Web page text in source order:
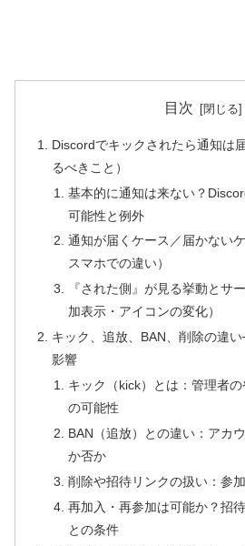
目次
Discordでキックされたら通知は
るべきこと）
基本的に通知は来ない？
可能性と例外
通知が届くケース／届かない
スマホでの違い）
『された側』が見る挙動とサ
加表示・アイコンの変化）
キック、追放、BAN、削除の違
影響
キック（kick）とは：管理者
の可能性
BAN（追放）との違い：アカ
か否か
削除や招待リンクの扱い：参
再加入・再参加は可能か？招
との条件